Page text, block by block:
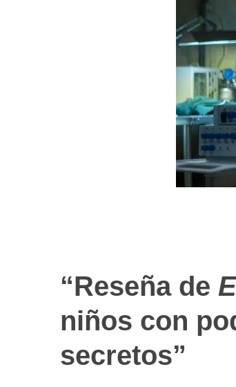
“Reseña de
niños con
secretos”